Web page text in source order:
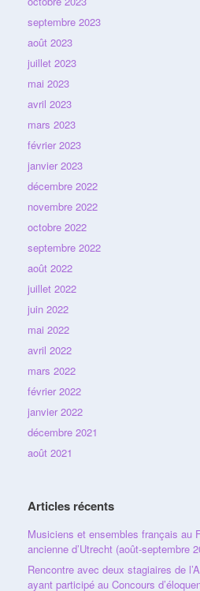
septembre 2023
août 2023
juillet 2023
mai 2023
avril 2023
mars 2023
février 2023
janvier 2023
décembre 2022
novembre 2022
octobre 2022
septembre 2022
août 2022
juillet 2022
juin 2022
mai 2022
avril 2022
mars 2022
février 2022
janvier 2022
décembre 2021
août 2021
Articles récents
Musiciens et ensembles français au
ancienne d’Utrecht (août-septembre
Rencontre avec deux stagiaires de
ayant participé au Concours